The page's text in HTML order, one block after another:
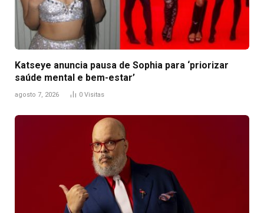
Katseye anuncia pausa de Sophia para ‘priorizar
saúde mental e bem-estar’
agosto 7, 2026 0 Visitas